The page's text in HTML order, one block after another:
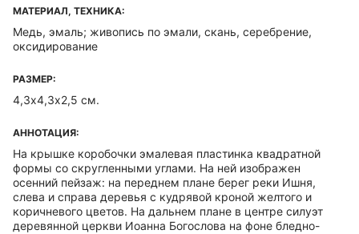
МАТЕРИАЛ, ТЕХНИКА:
Медь, эмаль; живопись по эмали, скань, серебрение,
оксидирование
РАЗМЕР:
4,3х4,3х2,5 см.
АННОТАЦИЯ:
На крышке коробочки эмалевая пластинка квадратной
формы со скругленными углами. На ней изображен
осенний пейзаж: на переднем плане берег реки Ишня,
слева и справа деревья с кудрявой кроной желтого и
коричневого цветов. На дальнем плане в центре силуэт
деревянной церкви Иоанна Богослова на фоне бледно-